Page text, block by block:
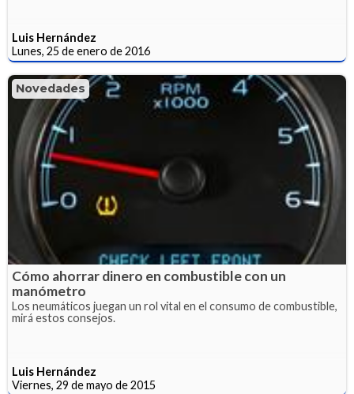
Luis Hernández
Lunes, 25 de enero de 2016
Novedades
Cómo ahorrar dinero en combustible con un
manómetro
Los neumáticos juegan un rol vital en el consumo de combustible,
mirá estos consejos.
Luis Hernández
Viernes, 29 de mayo de 2015